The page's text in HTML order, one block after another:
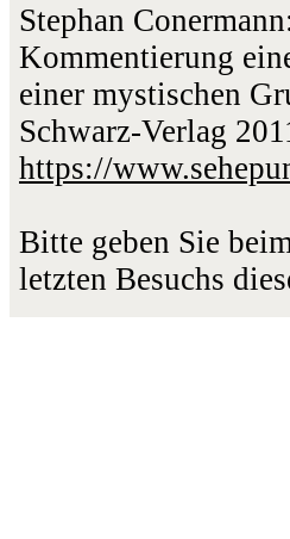
Stephan
Kommentierung
einer mystischen
Schwarz-Verlag
https://
Bitte geben Sie
letzten Besuchs